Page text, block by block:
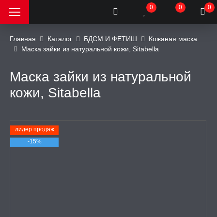
0 0 0
Главная Каталог БДСМ И ФЕТИШ
Кожаная маска
Маска зайки из натуральной кожи, Sitabella
Маска зайки из натуральной
кожи, Sitabella
лидер продаж
-15%